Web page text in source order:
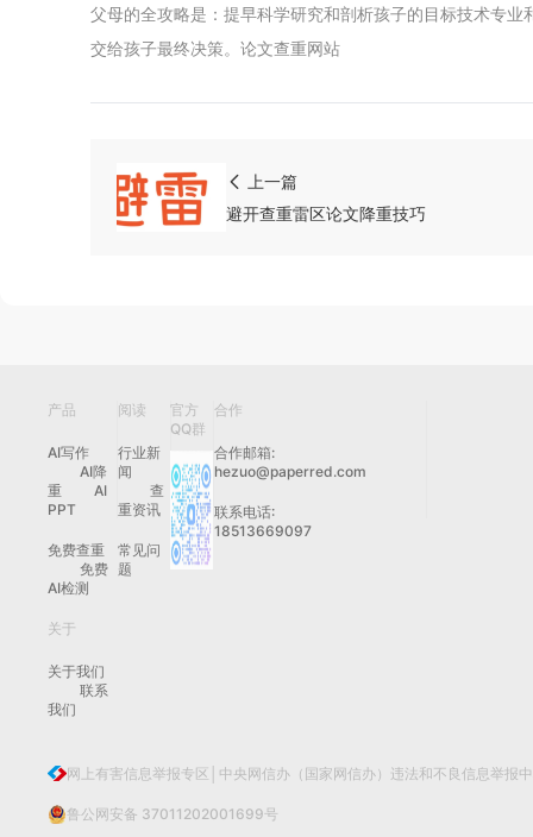
验证真伪
父母的全攻略是：提早科学研究和剖析孩子的目标技术专
交给孩子最终决策。论文查重网站
上一篇
避开查重雷区论文降重技巧
产品
AI写作
AI降
重
AI
PPT
免费查重
免费
AI检测
关于
关于我们
联系
我们
阅读
行业新
闻
查
重资讯
常见问
题
官方
QQ群
合作
合作邮箱:
hezuo@paperred.com
联系电话:
18513669097
网上有害信息举报专区│中央网信办（国家网信办）违法和不良信息举报
鲁公网安备 37011202001699号